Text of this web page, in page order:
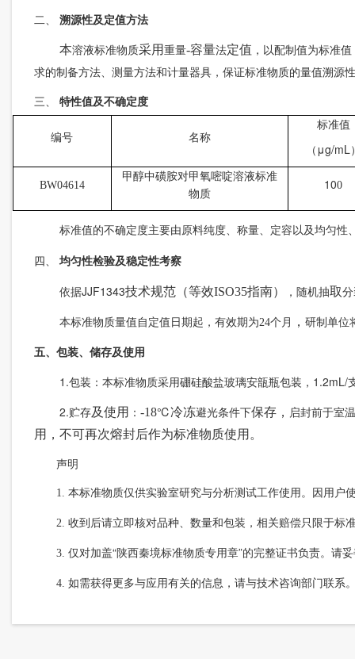
二、 溯源性及定值方法
本溶液标准物质采用 重量-容量法定值 ，以配制值为标准值
求的制备方法、测量方法和计量器具，保证标准物质的量值溯源性
三、 特性值及不确定度
编号 名称
标准值
（ μg/mL
BW04614
甲醇中磺胺对甲氧嘧啶溶液标准
物质
100
标准值的不确定度主要由原料纯度、称量、定容以及均匀性
四、 均匀性检验及稳定性考察
依据JJF1343技术规范（等效ISO35指南） ，随机抽取
本标准物质量值自定值日期起，有效期为24个月 ， 研制单位
五、包装、储存及使用
1.包装：本标准物质采用硼硅酸盐玻璃安瓿瓶包装， 1.2mL/
2.贮存及使用 ： -18℃冷冻避光条件下保存， 启封前于室
用，不可再次熔封后作为标准物质使用。
声明
1. 本标准物质仅供实验室研究与分析测试工作使用。因用户
2. 收到后请立即核对品种、数量和包装，相关赔偿只限于标
3. 仅对加盖“陕西秦境标准物质专用章”的完整证书负责。请
4. 如需获得更多与应用有关的信息，请与技术咨询部门联系